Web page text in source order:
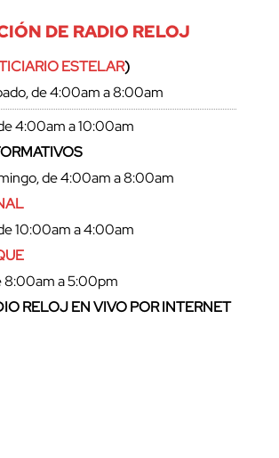
DE RADIO RELOJ
ESTELAR)
de 4:00am a 8:00am
4:00am a 10:00am
de 4:00am a 8:00am
10:00am a 4:00am
8:00am a 5:00pm
RELOJ EN VIVO POR INTERNET